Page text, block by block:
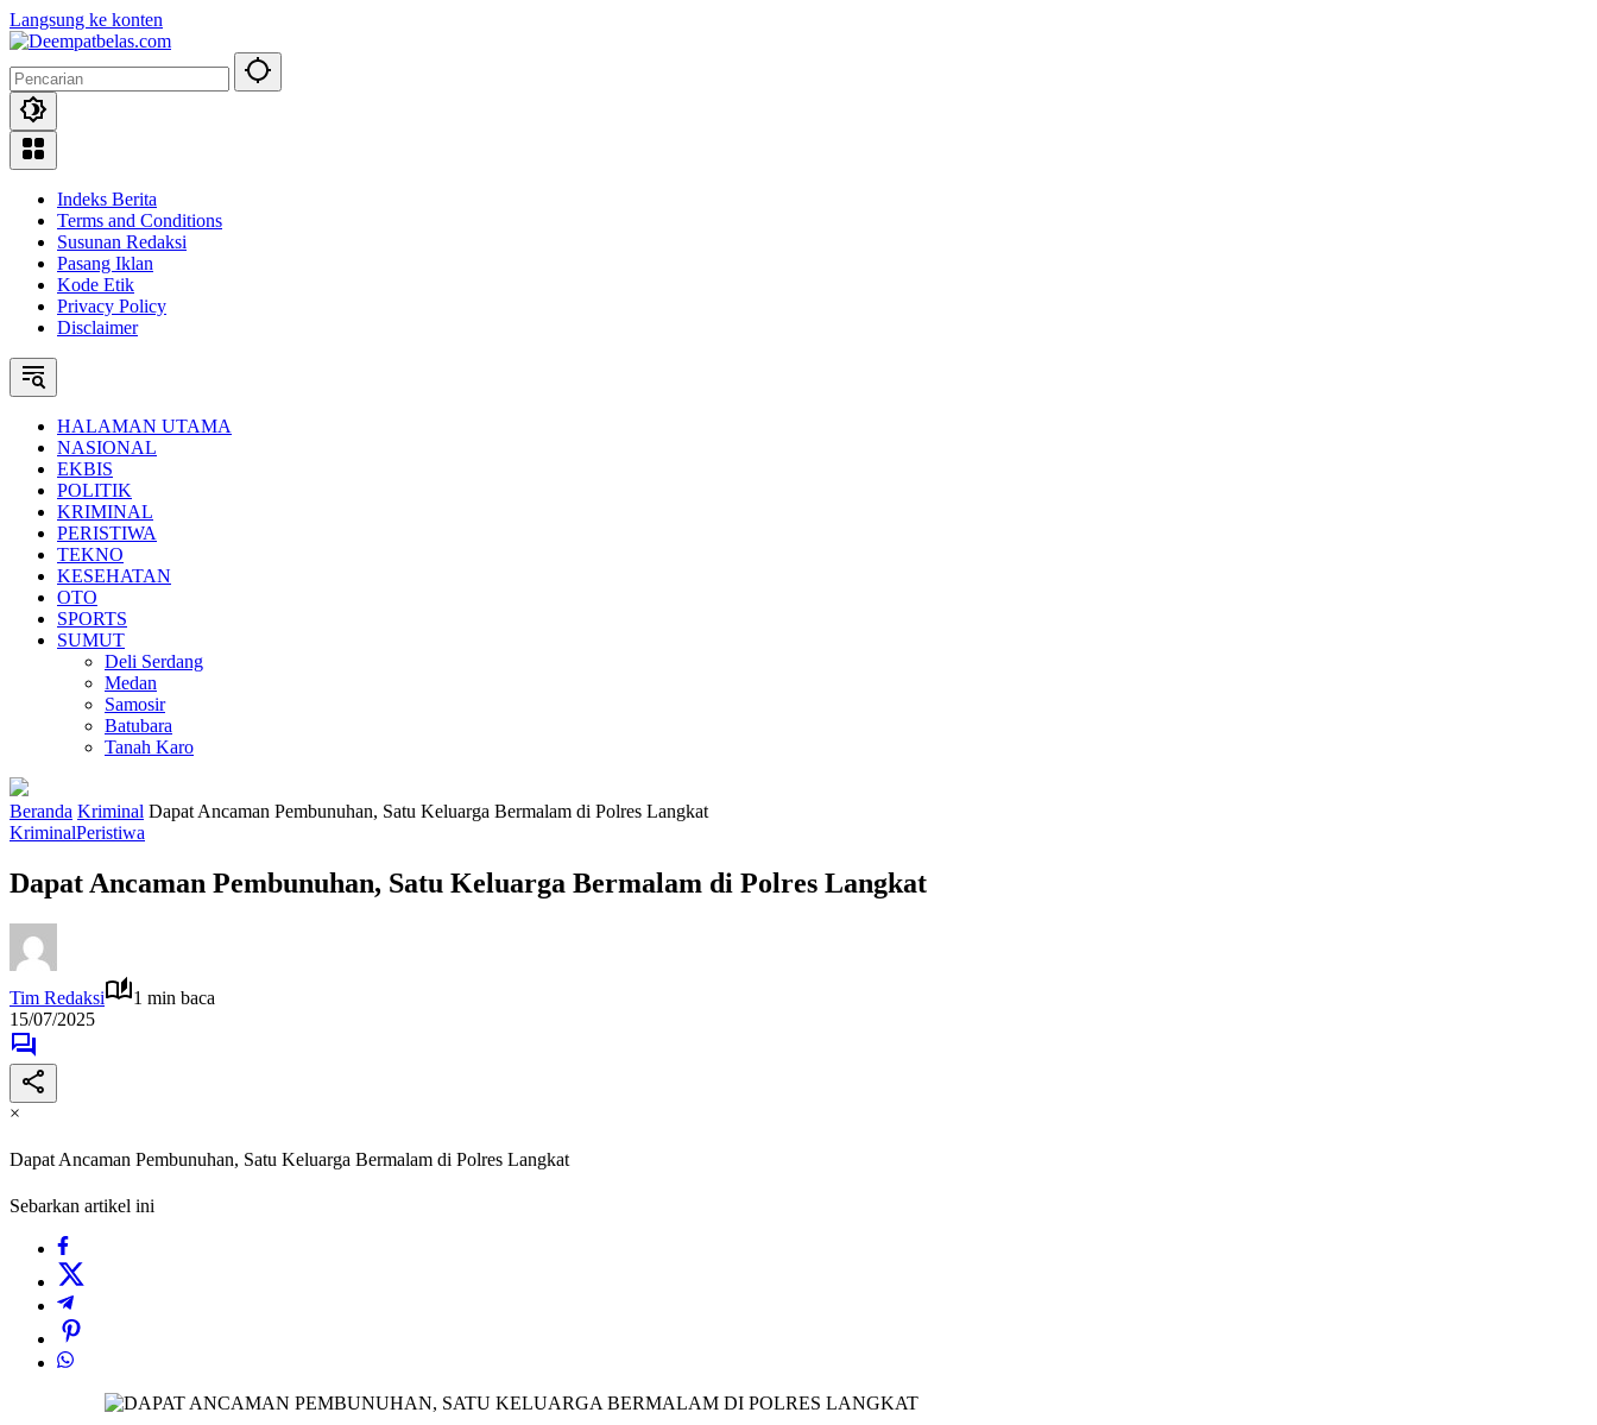
Langsung ke konten
Indeks Berita
Terms and Conditions
Susunan Redaksi
Pasang Iklan
Kode Etik
Privacy Policy
Disclaimer
HALAMAN UTAMA
NASIONAL
EKBIS
POLITIK
KRIMINAL
PERISTIWA
TEKNO
KESEHATAN
OTO
SPORTS
SUMUT
Deli Serdang
Medan
Samosir
Batubara
Tanah Karo
Beranda Kriminal Dapat Ancaman Pembunuhan, Satu Keluarga Bermalam di Polres Langkat
KriminalPeristiwa
Dapat Ancaman Pembunuhan, Satu Keluarga Bermalam di Polres Langkat
Tim Redaksi
1 min baca
15/07/2025
×
Dapat Ancaman Pembunuhan, Satu Keluarga Bermalam di Polres Langkat
Sebarkan artikel ini